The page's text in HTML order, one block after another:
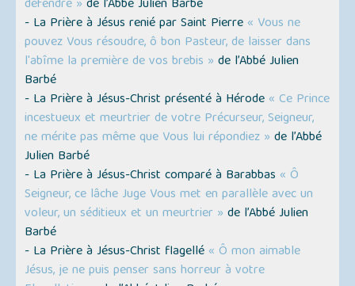
défendre » de l’Abbé Julien Barbé
- La Prière à Jésus renié par Saint Pierre « Vous ne
pouvez Vous résoudre, ô bon Pasteur, de laisser dans
l'abîme la première de vos brebis » de l’Abbé Julien
Barbé
- La Prière à Jésus-Christ présenté à Hérode « Ce Prince
incestueux et meurtrier de votre Précurseur, Seigneur,
ne mérite pas même que Vous lui répondiez » de l’Abbé
Julien Barbé
- La Prière à Jésus-Christ comparé à Barabbas « Ô
Seigneur, ce lâche Juge Vous met en parallèle avec un
voleur, un séditieux et un meurtrier » de l’Abbé Julien
Barbé
- La Prière à Jésus-Christ flagellé « Ô mon aimable
Jésus, je ne puis penser sans horreur à votre